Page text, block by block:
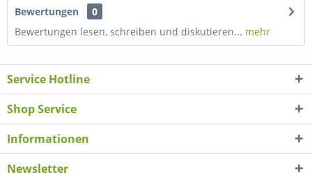
Bewertungen
0
Bewertungen lesen, schreiben und diskutieren... mehr
Service Hotline
Shop Service
Informationen
Newsletter